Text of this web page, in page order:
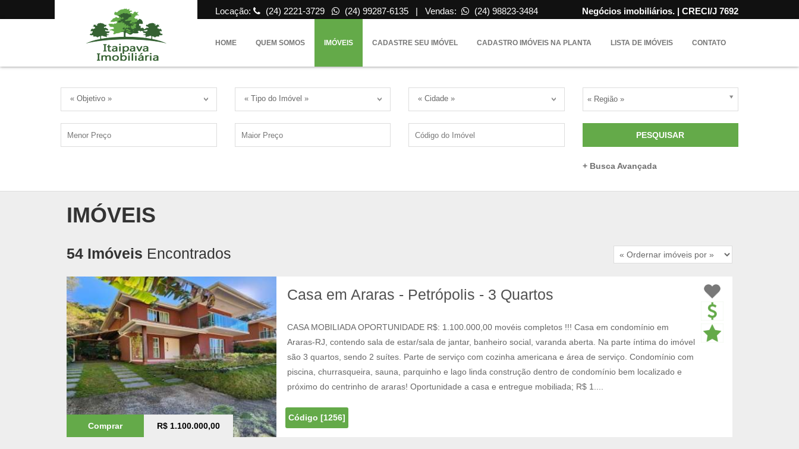
Locação: (24) 2221-3729 (24) 99287-6135 | Vendas: (24) 98823-3484 Negócios imobiliários. | CRECI/J 7692
HOME QUEM SOMOS IMÓVEIS CADASTRE SEU IMÓVEL CADASTRO IMÓVEIS NA PLANTA LISTA DE IMÓVEIS CONTATO
« Objetivo » « Tipo do Imóvel » « Cidade » « Região »
PESQUISAR
+ Busca Avançada
IMÓVEIS
54 Imóveis Encontrados
Comprar R$ 1.100.000,00
Casa em Araras - Petrópolis - 3 Quartos
CASA MOBILIADA OPORTUNIDADE R$: 1.100.000,00 movéis completos !!! Casa em condomínio em
Araras-RJ, contendo sala de estar/sala de jantar, banheiro social, varanda aberta. Na parte íntima do imóvel
são 3 quartos, sendo 2 suítes. Parte de serviço com cozinha americana e área de serviço. Condomínio com
piscina, churrasqueira, sauna, parquinho e lago linda construção dentro de condomínio bem localizado e
próximo do centrinho de araras! Oportunidade a casa e entregue mobiliada; R$ 1....
Código [1256]